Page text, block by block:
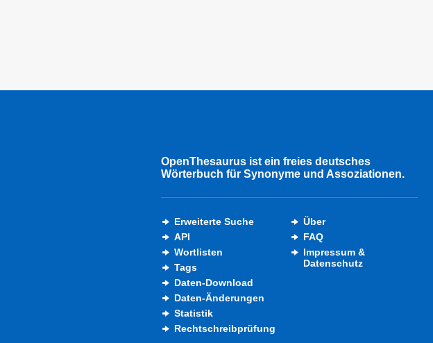
OpenThesaurus ist ein freies deutsches
Wörterbuch für Synonyme und Assoziationen.
Erweiterte Suche
API
Wortlisten
Tags
Daten-Download
Daten-Änderungen
Statistik
Rechtschreibprüfung
Über
FAQ
Impressum &
Datenschutz